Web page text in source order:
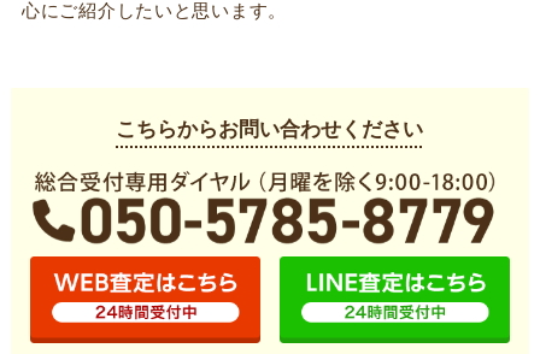
心にご紹介したいと思います。
こちらからお問い合わせください